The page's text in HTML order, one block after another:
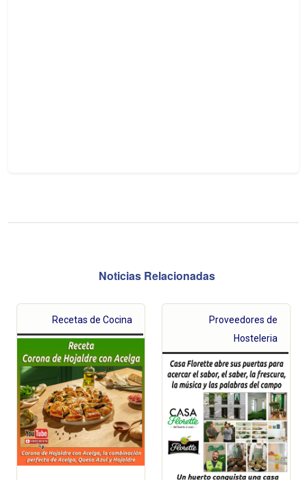
Noticias Relacionadas
Recetas de Cocina
Proveedores de
Hosteleria